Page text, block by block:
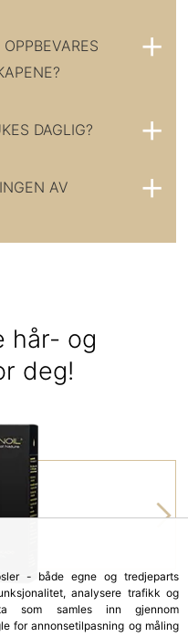
DAGLIG?
AV
hår- og
deg!
- både egne og tredjeparts
analysere trafikk og
som samles inn gjennom
for annonsetilpasning og måling